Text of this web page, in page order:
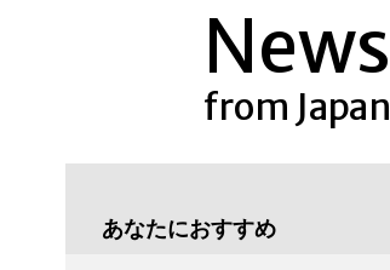
Français
News
from Japan
あなたにおすすめ